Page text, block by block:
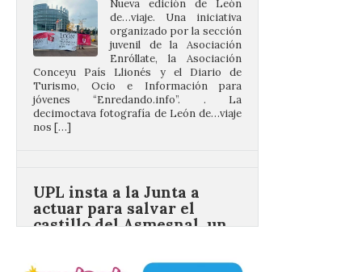
juvenil de la Asociación
Enróllate, la Asociación
Conceyu País Llionés y el Diario de
Turismo, Ocio e Información para
jóvenes “Enredando.info”. . La
decimoctava fotografía de León de…viaje
nos […]
castillo del Asmesnal, un
BIC en estado de ruina
7 Ago 2026